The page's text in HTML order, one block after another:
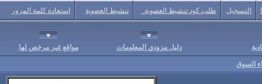
التسجيل طلب كود تنشيط العضوية تنشيط العضوية استعادة كلمة المرور
دليل مزودي المعلومات مواقع غير مرخص لها
السوق